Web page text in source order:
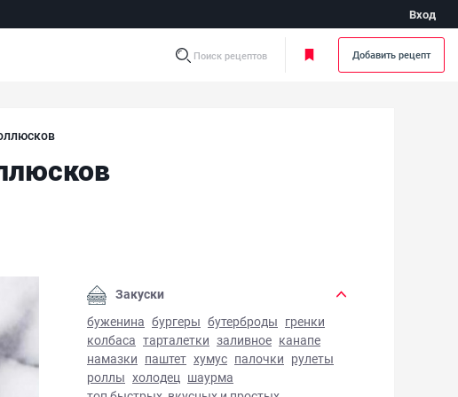
Вход
Поиск рецептов Добавить рецепт
Шахтерская похлебка из моллюсков - фото готового блюда
Закуски
буженина бургеры бутерброды гренки
колбаса тарталетки заливное канапе
намазки паштет хумус палочки рулеты
роллы холодец шаурма